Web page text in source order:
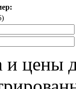
и цены